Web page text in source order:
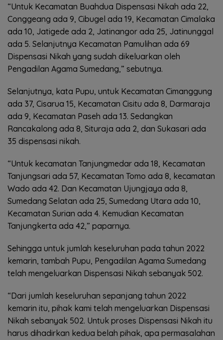
“Untuk Kecamatan Buahdua Dispensasi Nikah ada 22,
Conggeang ada 9, Cibugel ada 19, Kecamatan Cimalaka
ada 10, Jatigede ada 2, Jatinangor ada 25, Jatinunggal
ada 5. Selanjutnya Kecamatan Pamulihan ada 69
Dispensasi Nikah yang sudah dikeluarkan oleh
Pengadilan Agama Sumedang,” sebutnya.
Selanjutnya, kata Pupu, untuk Kecamatan Cimanggung
ada 37, Cisarua 15, Kecamatan Cisitu ada 8, Darmaraja
ada 9, Kecamatan Paseh ada 13. Sedangkan
Rancakalong ada 8, Situraja ada 2, dan Sukasari ada
35 dispensasi nikah.
“Untuk kecamatan Tanjungmedar ada 18, Kecamatan
Tanjungsari ada 57, Kecamatan Tomo ada 8, kecamatan
Wado ada 42. Dan Kecamatan Ujungjaya ada 8,
Sumedang Selatan ada 25, Sumedang Utara ada 10,
Kecamatan Surian ada 4. Kemudian Kecamatan
Tanjungkerta ada 42,” paparnya.
Sehingga untuk jumlah keseluruhan pada tahun 2022
kemarin, tambah Pupu, Pengadilan Agama Sumedang
telah mengeluarkan Dispensasi Nikah sebanyak 502.
“Dari jumlah keseluruhan sepanjang tahun 2022
kemarin itu, pihak kami telah mengeluarkan Dispensasi
Nikah sebanyak 502. Untuk proses Dispensasi Nikah itu
harus dihadirkan kedua belah pihak, apa permasalahan